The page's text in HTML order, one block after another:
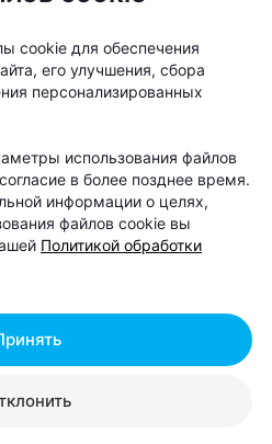
cookie для обеспечения
его улучшения, сбора
персонализированных
использования файлов
в более позднее время.
информации о целях,
файлов cookie вы
Политикой обработки